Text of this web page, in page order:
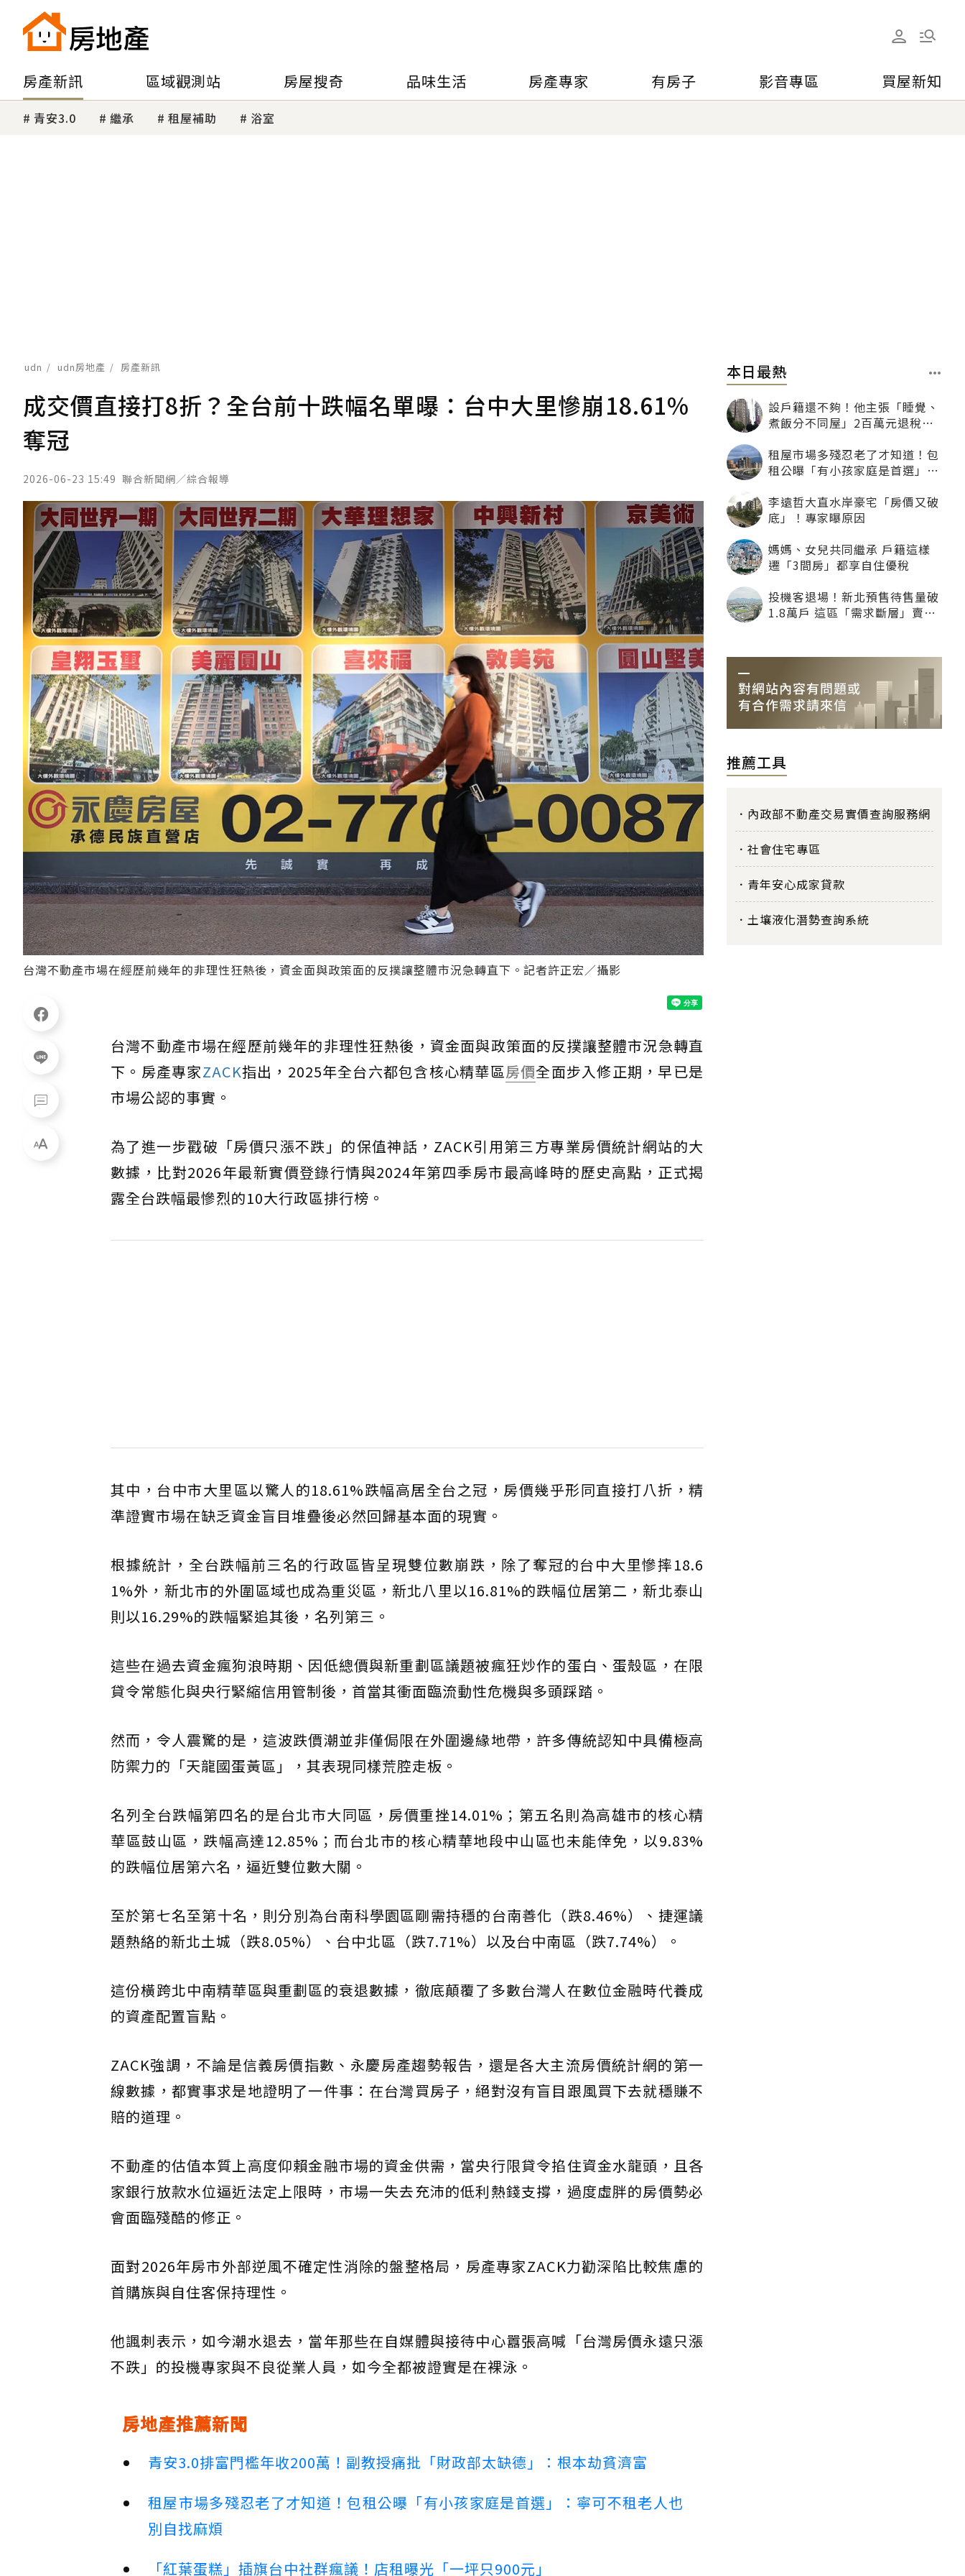
房產新訊 區域觀測站 房屋搜奇 品味生活 房產專家 有房子 影音專區 買屋新知
青安3.0 繼承 租屋補助 浴室
udn udn房地產 房產新訊
成交價直接打8折？全台前十跌幅名單曝：台中大里慘崩18.61%
奪冠
2026-06-23 15:49 聯合新聞網／綜合報導
台灣不動產市場在經歷前幾年的非理性狂熱後，資金面與政策面的反撲讓整體市況急轉直下。記者許正宏／攝影
台灣不動產市場在經歷前幾年的非理性狂熱後，資金面與政策面的反撲讓整體市況急轉直
下。房產專家ZACK指出，2025年全台六都包含核心精華區房價全面步入修正期，早已是
市場公認的事實。
為了進一步戳破「房價只漲不跌」的保值神話，ZACK引用第三方專業房價統計網站的大
數據，比對2026年最新實價登錄行情與2024年第四季房市最高峰時的歷史高點，正式揭
露全台跌幅最慘烈的10大行政區排行榜。
其中，台中市大里區以驚人的18.61%跌幅高居全台之冠，房價幾乎形同直接打八折，精
準證實市場在缺乏資金盲目堆疊後必然回歸基本面的現實。
根據統計，全台跌幅前三名的行政區皆呈現雙位數崩跌，除了奪冠的台中大里慘摔18.6
1%外，新北市的外圍區域也成為重災區，新北八里以16.81%的跌幅位居第二，新北泰山
則以16.29%的跌幅緊追其後，名列第三。
這些在過去資金瘋狗浪時期、因低總價與新重劃區議題被瘋狂炒作的蛋白、蛋殼區，在限
貸令常態化與央行緊縮信用管制後，首當其衝面臨流動性危機與多頭踩踏。
然而，令人震驚的是，這波跌價潮並非僅侷限在外圍邊緣地帶，許多傳統認知中具備極高
防禦力的「天龍國蛋黃區」，其表現同樣荒腔走板。
名列全台跌幅第四名的是台北市大同區，房價重挫14.01%；第五名則為高雄市的核心精
華區鼓山區，跌幅高達12.85%；而台北市的核心精華地段中山區也未能倖免，以9.83%
的跌幅位居第六名，逼近雙位數大關。
至於第七名至第十名，則分別為台南科學園區剛需持穩的台南善化（跌8.46%）、捷運議
題熱絡的新北土城（跌8.05%）、台中北區（跌7.71%）以及台中南區（跌7.74%）。
這份橫跨北中南精華區與重劃區的衰退數據，徹底顛覆了多數台灣人在數位金融時代養成
的資產配置盲點。
ZACK強調，不論是信義房價指數、永慶房產趨勢報告，還是各大主流房價統計網的第一
線數據，都實事求是地證明了一件事：在台灣買房子，絕對沒有盲目跟風買下去就穩賺不
賠的道理。
不動產的估值本質上高度仰賴金融市場的資金供需，當央行限貸令掐住資金水龍頭，且各
家銀行放款水位逼近法定上限時，市場一失去充沛的低利熱錢支撐，過度虛胖的房價勢必
會面臨殘酷的修正。
面對2026年房市外部逆風不確定性消除的盤整格局，房產專家ZACK力勸深陷比較焦慮的
首購族與自住客保持理性。
他諷刺表示，如今潮水退去，當年那些在自媒體與接待中心囂張高喊「台灣房價永遠只漲
不跌」的投機專家與不良從業人員，如今全都被證實是在裸泳。
房地產推薦新聞
青安3.0排富門檻年收200萬！副教授痛批「財政部太缺德」：根本劫貧濟富
租屋市場多殘忍老了才知道！包租公曝「有小孩家庭是首選」：寧可不租老人也
別自找麻煩
「紅葉蛋糕」插旗台中社群瘋議！店租曝光「一坪只900元」
本日最熱
設戶籍還不夠！他主張「睡覺、
煮飯分不同屋」2百萬元退稅照
租屋市場多殘忍老了才知道！包
租公曝「有小孩家庭是首選」：
李遠哲大直水岸豪宅「房價又破
底」！專家曝原因
媽媽、女兒共同繼承 戶籍這樣
遷「3間房」都享自住優稅
投機客退場！新北預售待售量破
1.8萬戶 這區「需求斷層」賣壓
推薦工具
內政部不動產交易實價查詢服務網
社會住宅專區
青年安心成家貸款
土壤液化潛勢查詢系統